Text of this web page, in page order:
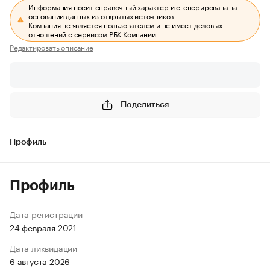
Информация носит справочный характер и сгенерирована на
основании данных из открытых источников.
Компания не является пользователем и не имеет деловых
отношений с сервисом РБК Компании.
Редактировать описание
Поделиться
Профиль
Профиль
Дата регистрации
24 февраля 2021
Дата ликвидации
6 августа 2026